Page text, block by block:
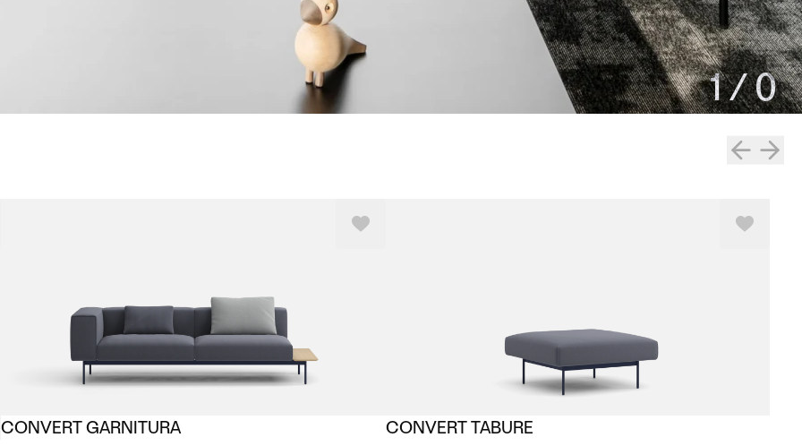
1/0
CONVERT GARNITURA CONVERT TABURE